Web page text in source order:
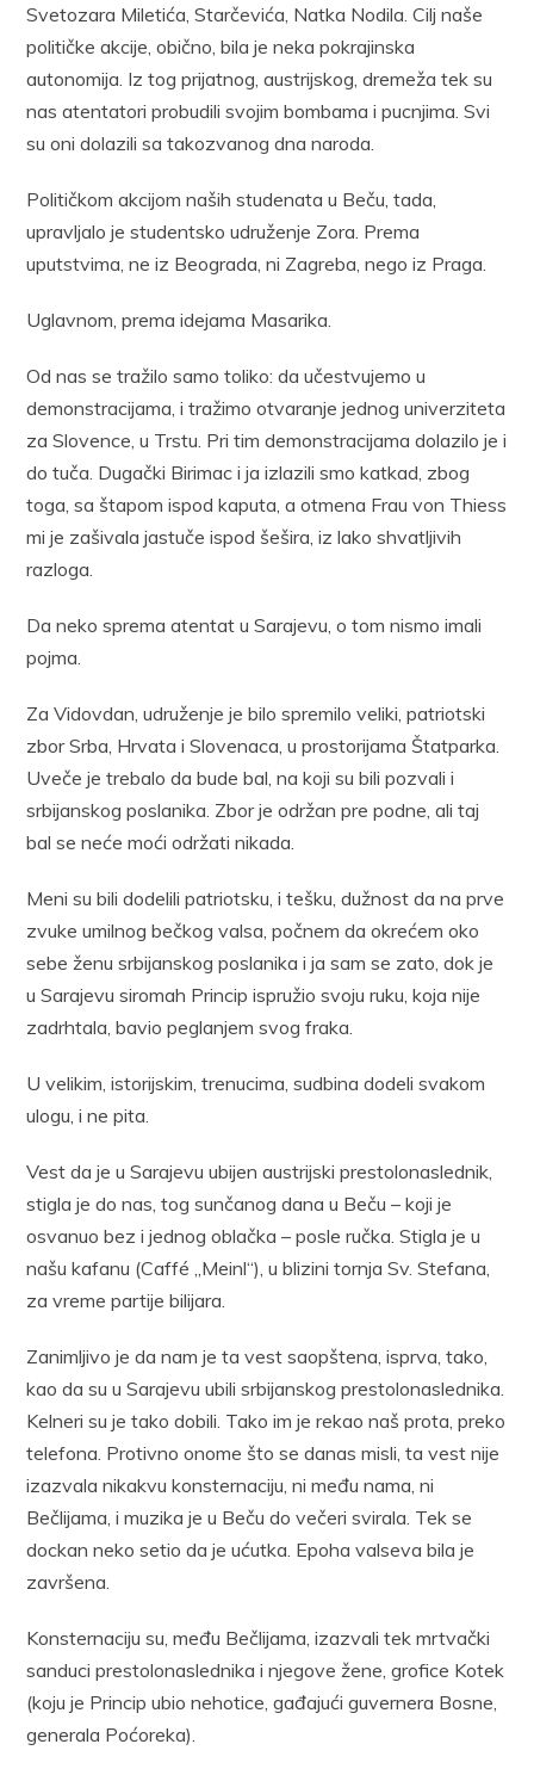
Svetozara Miletića, Starčevića, Natka Nodila. Cilj naše
političke akcije, obično, bila je neka pokrajinska
autonomija. Iz tog prijatnog, austrijskog, dremeža tek su
nas atentatori probudili svojim bombama i pucnjima. Svi
su oni dolazili sa takozvanog dna naroda.
Političkom akcijom naših studenata u Beču, tada,
upravljalo je studentsko udruženje Zora. Prema
uputstvima, ne iz Beograda, ni Zagreba, nego iz Praga.
Uglavnom, prema idejama Masarika.
Od nas se tražilo samo toliko: da učestvujemo u
demonstracijama, i tražimo otvaranje jednog univerziteta
za Slovence, u Trstu. Pri tim demonstracijama dolazilo je i
do tuča. Dugački Birimac i ja izlazili smo katkad, zbog
toga, sa štapom ispod kaputa, a otmena Frau von Thiess
mi je zašivala jastuče ispod šešira, iz lako shvatljivih
razloga.
Da neko sprema atentat u Sarajevu, o tom nismo imali
pojma.
Za Vidovdan, udruženje je bilo spremilo veliki, patriotski
zbor Srba, Hrvata i Slovenaca, u prostorijama Štatparka.
Uveče je trebalo da bude bal, na koji su bili pozvali i
srbijanskog poslanika. Zbor je održan pre podne, ali taj
bal se neće moći održati nikada.
Meni su bili dodelili patriotsku, i tešku, dužnost da na prve
zvuke umilnog bečkog valsa, počnem da okrećem oko
sebe ženu srbijanskog poslanika i ja sam se zato, dok je
u Sarajevu siromah Princip ispružio svoju ruku, koja nije
zadrhtala, bavio peglanjem svog fraka.
U velikim, istorijskim, trenucima, sudbina dodeli svakom
ulogu, i ne pita.
Vest da je u Sarajevu ubijen austrijski prestolonaslednik,
stigla je do nas, tog sunčanog dana u Beču – koji je
osvanuo bez i jednog oblačka – posle ručka. Stigla je u
našu kafanu (Caffé „Meinl“), u blizini tornja Sv. Stefana,
za vreme partije bilijara.
Zanimljivo je da nam je ta vest saopštena, isprva, tako,
kao da su u Sarajevu ubili srbijanskog prestolonaslednika.
Kelneri su je tako dobili. Tako im je rekao naš prota, preko
telefona. Protivno onome što se danas misli, ta vest nije
izazvala nikakvu konsternaciju, ni među nama, ni
Bečlijama, i muzika je u Beču do večeri svirala. Tek se
dockan neko setio da je ućutka. Epoha valseva bila je
završena.
Konsternaciju su, među Bečlijama, izazvali tek mrtvački
sanduci prestolonaslednika i njegove žene, grofice Kotek
(koju je Princip ubio nehotice, gađajući guvernera Bosne,
generala Poćoreka).